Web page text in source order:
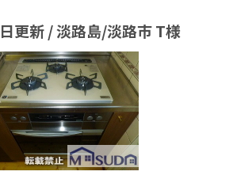
更新 / 淡路島/淡路市 T様